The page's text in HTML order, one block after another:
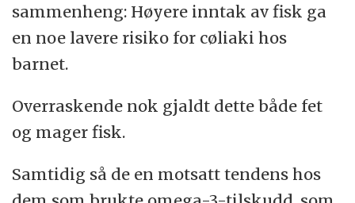
sammenheng: Høyere inntak av fisk ga
en noe lavere risiko for cøliaki hos
barnet.
Overraskende nok gjaldt dette både fet
og mager fisk.
Samtidig så de en motsatt tendens hos